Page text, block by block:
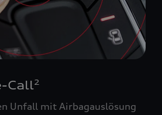
Call2
Unfall mit Airbagauslösung